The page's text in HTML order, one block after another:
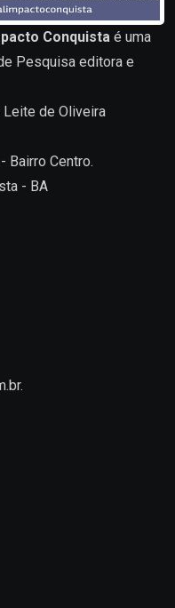
Conquista é uma
Pesquisa editora e
de Oliveira
Bairro Centro.
- BA
.